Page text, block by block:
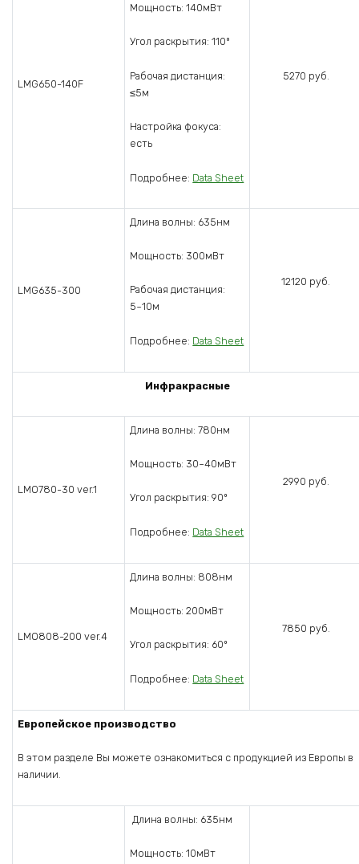
LMG650-140F
Мощность: 140мВт
Угол раскрытия: 110º
Рабочая дистанция:
≤5м
Настройка фокуса:
есть
Подробнее: Data Sheet
5270 руб.
LMG635-300
Длина волны: 635нм
Мощность: 300мВт
Рабочая дистанция:
5~10м
Подробнее: Data Sheet
12120 руб.
Инфракрасные
LMO780-30 ver.1
Длина волны: 780нм
Мощность: 30~40мВт
Угол раскрытия: 90º
Подробнее: Data Sheet
2990 руб.
LMO808-200 ver.4
Длина волны: 808нм
Мощность: 200мВт
Угол раскрытия: 60º
Подробнее: Data Sheet
7850 руб.
Европейское производство
В этом разделе Вы можете ознакомиться с продукцией из Европы в
наличии.
Длина волны: 635нм
Мощность: 10мВт